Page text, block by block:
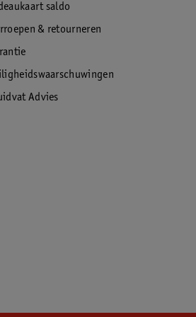
saldo
& retourneren
Advies